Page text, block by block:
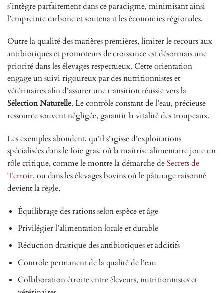
s’intègre parfaitement dans ce paradigme, minimisant ainsi
l’empreinte carbone et soutenant les économies régionales.
Outre la qualité des matières premières, limiter le recours aux
antibiotiques et promoteurs de croissance est désormais une
priorité dans les élevages respectueux. Cette orientation
engage un suivi rigoureux par des nutritionnistes et
vétérinaires afin d’assurer une transition réussie vers la
Sélection Naturelle. Le contrôle constant de l’eau, précieuse
ressource souvent négligée, garantit la vitalité des troupeaux.
Les exemples abondent, qu’il s’agisse d’exploitations
spécialisées dans le foie gras, où la maîtrise alimentaire joue un
rôle critique, comme le montre la démarche deSecrets de
Terroir, ou dans les élevages bovins où le pâturage raisonné
devient la règle.
Équilibrage des rations selon espèce et âge
Privilégier l’alimentation locale et durable
Réduction drastique des antibiotiques et additifs
Contrôle permanent de la qualité de l’eau
Collaboration étroite entre éleveurs, nutritionnistes et